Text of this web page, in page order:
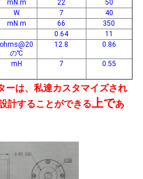
mN.m 22
50
W 7
40
mN.m 66
350
0.64
11
ohms@20
の℃
12.8 0.86
mH 7 0.55
ーは、私達カスタマイズされ
計することができる上であ